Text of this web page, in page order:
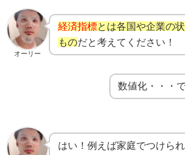
オーリー
経済指標とは各国や企業の
ものだと考えてください！
数値化・・・
はい！例えば家庭でつけら